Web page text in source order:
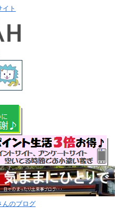
ト
んのブログ